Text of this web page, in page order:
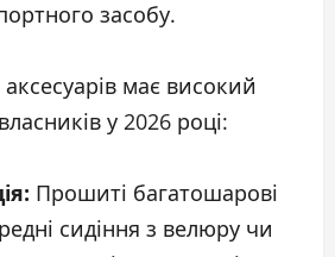
засобу.
має високий
у 2026 році:
Прошиті багатошарові
сидіння з велюру чи